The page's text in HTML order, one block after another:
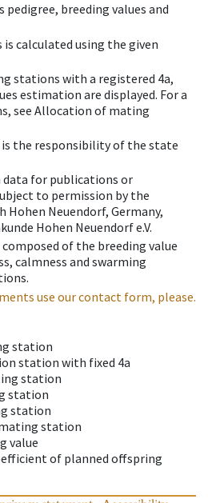
pedigree, breeding values and
calculated using the given
stations with a registered 4a,
estimation are displayed. For a
see Allocation of mating
is the responsibility of the state
data for publications or
to permission by the
Hohen Neuendorf, Germany,
Hohen Neuendorf e.V.
of the breeding value
calmness and swarming
use our contact form, please.
station
station with fixed 4a
station
station
station
station
value
of planned offspring